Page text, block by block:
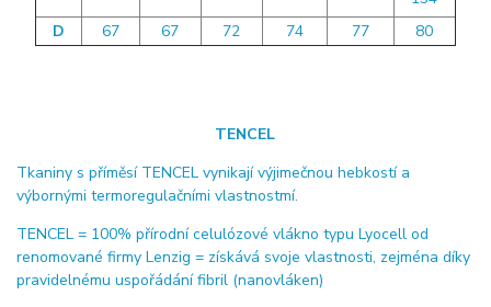
D
67 67 72 74 77 80
TENCEL
Tkaniny s příměsí TENCEL vynikají výjimečnou hebkostí a
výbornými termoregulačními vlastnostmí.
TENCEL = 100% přírodní celulózové vlákno typu Lyocell od
renomované firmy Lenzig = získává svoje vlastnosti, zejména díky
pravidelnému uspořádání fibril (nanovláken)